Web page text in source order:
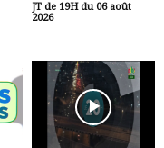
JT de 19H du 06 août
2026